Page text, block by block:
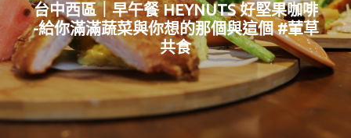
台中西區｜早午餐 HEYNUTS 好堅果咖啡
-給你滿滿蔬菜與你想的那個與這個 #葷草
共食